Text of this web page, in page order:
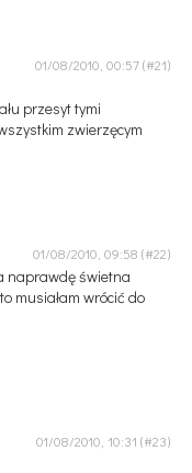
01/08/2010, 00:57
przesyt tymi
zwierzęcym
01/08/2010, 09:58
naprawdę świetna
musiałam wrócić do
01/08/2010, 10:31